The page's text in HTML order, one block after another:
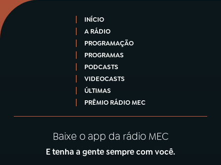
INÍCIO
A RÁDIO
PROGRAMAÇÃO
PROGRAMAS
PODCASTS
VIDEOCASTS
ÚLTIMAS
PRÊMIO RÁDIO MEC
Baixe o app da rádio MEC
E tenha a gente sempre com você.